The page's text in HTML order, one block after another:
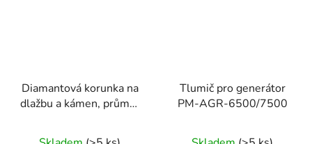
Diamantová korunka na
dlažbu a kámen, průměr
Tlumič pro generátor
PM-AGR-6500/7500